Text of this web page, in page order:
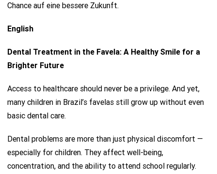
Chance auf eine bessere Zukunft.
English
Dental Treatment in the Favela: A Healthy Smile for a
Brighter Future
Access to healthcare should never be a privilege. And yet,
many children in Brazil’s favelas still grow up without even
basic dental care.
Dental problems are more than just physical discomfort —
especially for children. They affect well-being,
concentration, and the ability to attend school regularly.